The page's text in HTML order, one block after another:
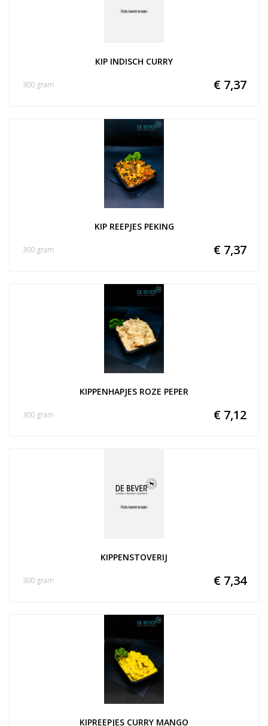
KIP INDISCH CURRY
€ 7,37
300 gram
KIP REEPJES PEKING
€ 7,37
300 gram
KIPPENHAPJES ROZE PEPER
€ 7,12
300 gram
KIPPENSTOVERIJ
€ 7,34
300 gram
KIPREEPJES CURRY MANGO